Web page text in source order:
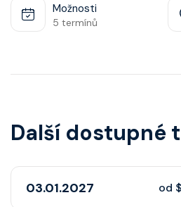
Možnosti
5 termínů
Další dostupné
03.01.2027 od